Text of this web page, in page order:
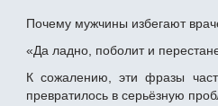
Почему мужчины избегают
«Да ладно, поболит и
К сожалению, эти фразы
превратилось в серьёзную